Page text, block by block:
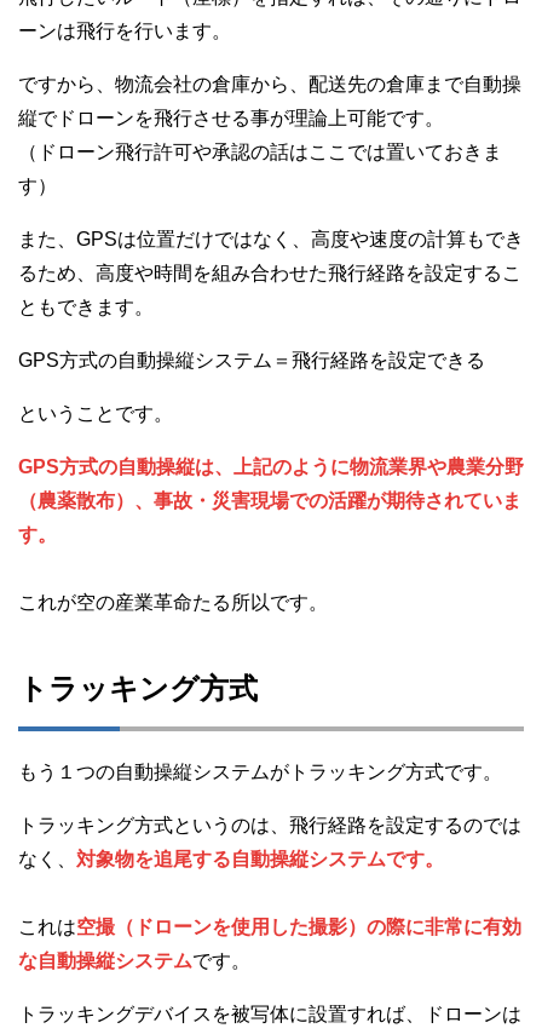
ーンは飛行を行います。
ですから、物流会社の倉庫から、配送先の倉庫まで自動操
縦でドローンを飛行させる事が理論上可能です。
（ドローン飛行許可や承認の話はここでは置いておきま
す）
また、GPSは位置だけではなく、高度や速度の計算もでき
るため、高度や時間を組み合わせた飛行経路を設定するこ
ともできます。
GPS方式の自動操縦システム＝飛行経路を設定できる
ということです。
GPS方式の自動操縦は、上記のように物流業界や農業分野
（農薬散布）、事故・災害現場での活躍が期待されていま
す。
これが空の産業革命たる所以です。
トラッキング方式
もう１つの自動操縦システムがトラッキング方式です。
トラッキング方式というのは、飛行経路を設定するのでは
なく、 対象物を追尾する自動操縦システムです。
これは空撮（ドローンを使用した撮影）の際に非常に有効
な自動操縦システムです。
トラッキングデバイスを被写体に設置すれば、ドローンは